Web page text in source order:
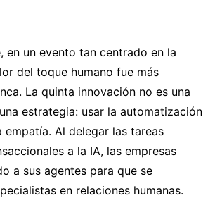
en un evento tan centrado en la
del toque humano fue más
La quinta innovación no es una
estrategia: usar la automatización
empatía. Al delegar las tareas
a la IA, las empresas
a sus agentes para que se
en relaciones humanas.